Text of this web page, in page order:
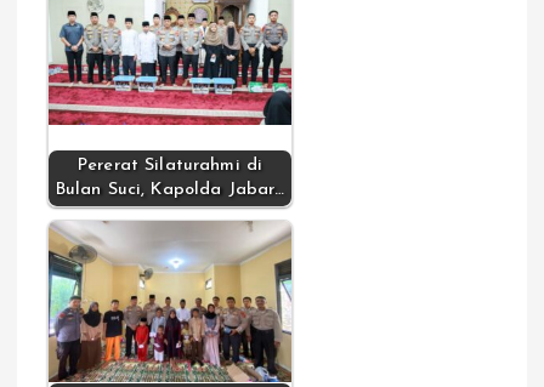
Pererat Silaturahmi di
Bulan Suci, Kapolda Jabar…